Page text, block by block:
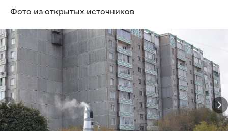
Фото из открытых источников